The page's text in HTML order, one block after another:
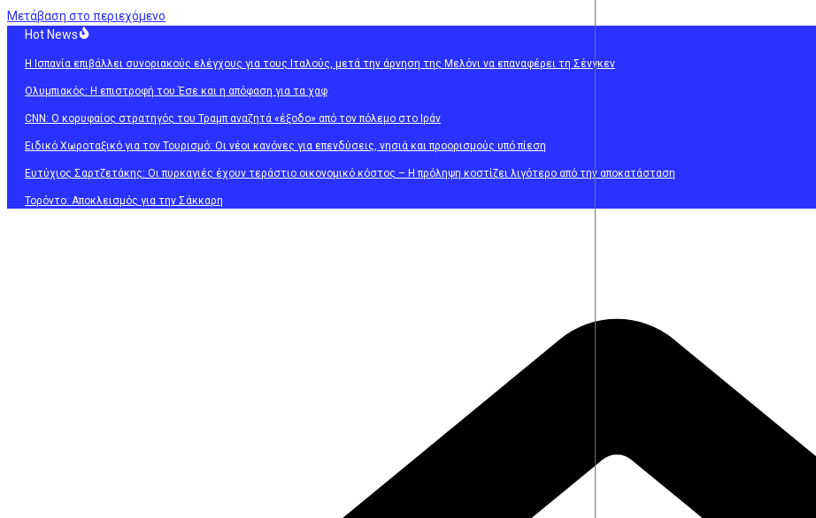
Μετάβαση στο περιεχόμενο
Hot News
Η Ισπανία επιβάλλει συνοριακούς ελέγχους για τους Ιταλούς, μετά την άρνηση της Μελόνι να επαναφέρει τη Σένγκεν
Ολυμπιακός: Η επιστροφή του Έσε και η απόφαση για τα χαφ
CNN: Ο κορυφαίος στρατηγός του Τραμπ αναζητά «έξοδο» από τον πόλεμο στο Ιράν
Ειδικό Χωροταξικό για τον Τουρισμό: Οι νέοι κανόνες για επενδύσεις, νησιά και προορισμούς υπό πίεση
Ευτύχιος Σαρτζετάκης: Οι πυρκαγιές έχουν τεράστιο οικονομικό κόστος – Η πρόληψη κοστίζει λιγότερο από την αποκατάσταση
Τορόντο: Αποκλεισμός για την Σάκκαρη